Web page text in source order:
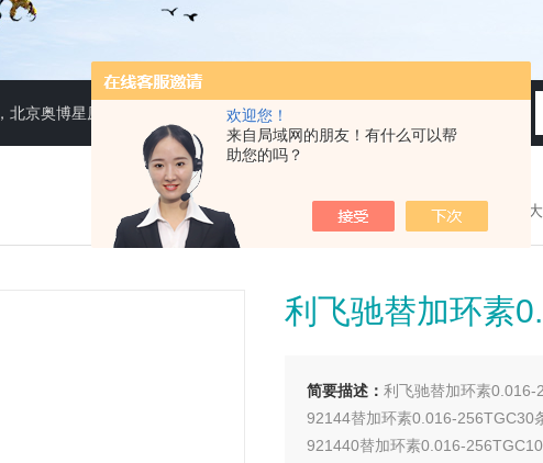
欢迎您！
来自局域网的朋友！有什么可以帮
助您的吗？
药敏纸条，COPAN运送培养基，即用性平板（血琼脂平板,Baird-Parker琼脂平板等），药典平板（TSA，SDA等）
您现在的位置：>首页 >产品展示 意
利飞驰替加环素
简要描述： 利飞驰替加环素0.016-
92144替加环素0.016-256TGC30
921440替加环素0.016-